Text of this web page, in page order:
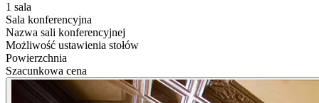
1 sala
Sala konferencyjna
Nazwa sali konferencyjnej
Możliwość ustawienia stołów
Powierzchnia
Szacunkowa cena